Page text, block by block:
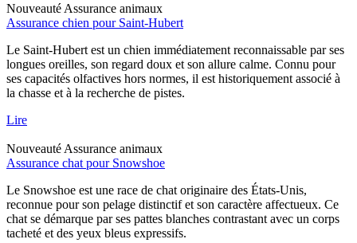
Nouveauté Assurance animaux
Assurance chien pour Saint-Hubert
Le Saint-Hubert est un chien immédiatement reconnaissable par ses
longues oreilles, son regard doux et son allure calme. Connu pour
ses capacités olfactives hors normes, il est historiquement associé à
la chasse et à la recherche de pistes.
Lire
Nouveauté Assurance animaux
Assurance chat pour Snowshoe
Le Snowshoe est une race de chat originaire des États-Unis,
reconnue pour son pelage distinctif et son caractère affectueux. Ce
chat se démarque par ses pattes blanches contrastant avec un corps
tacheté et des yeux bleus expressifs.